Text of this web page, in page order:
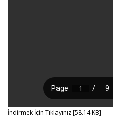
İndirmek İçin Tıklayınız [58.14 KB]